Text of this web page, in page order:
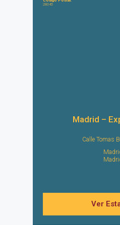
28045
Madrid –
Calle Tomas
Ver